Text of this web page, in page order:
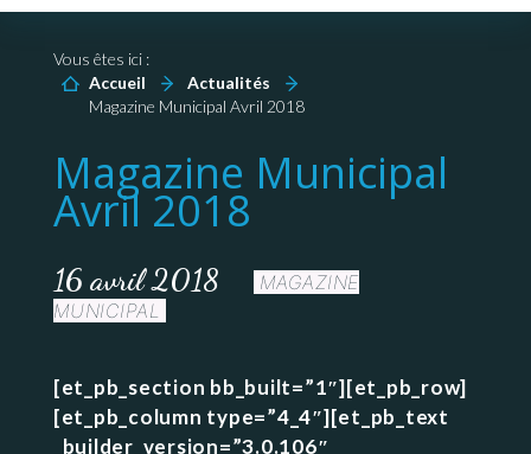
Vous êtes ici :
Accueil
Actualités
Magazine Municipal Avril 2018
Magazine Municipal
Avril 2018
16 avril 2018
MAGAZINE
MUNICIPAL
[et_pb_section bb_built=”1″][et_pb_row]
[et_pb_column type=”4_4″][et_pb_text
_builder_version=”3.0.106″